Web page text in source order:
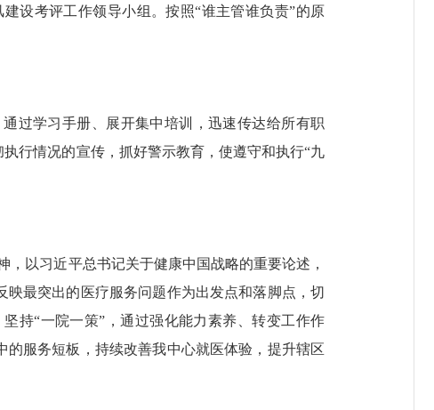
设考评工作领导小组。按照“谁主管谁负责”的原
过学习手册、展开集中培训，迅速传达给所有职
行情况的宣传，抓好警示教育，使遵守和执行“九
以习近平总书记关于健康中国战略的重要论述，
最突出的医疗服务问题作为出发点和落脚点，切
持“一院一策”，通过强化能力素养、转变工作作
服务短板，持续改善我中心就医体验，提升辖区